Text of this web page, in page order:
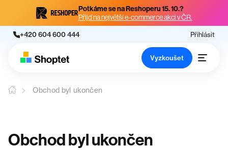
Potkáme se na Reshoperu 15. 10.?
Přijď na největší e-commerce akci v ČR.
+420 604 600 444 Přihlásit
Vyzkoušet
Obchod byl ukončen
Obchod byl ukončen